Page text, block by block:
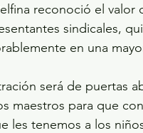
reconoció el valor
sindicales,
en una
será de puertas
maestros para que
les tenemos a los